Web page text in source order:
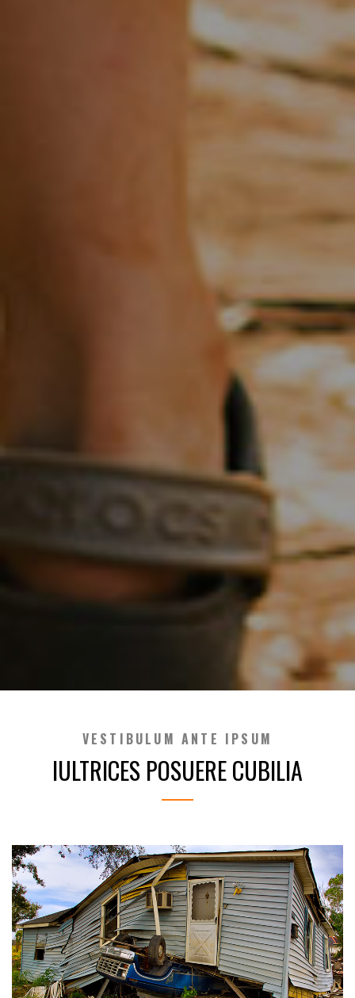
VESTIBULUM ANTE IPSUM
IULTRICES POSUERE CUBILIA